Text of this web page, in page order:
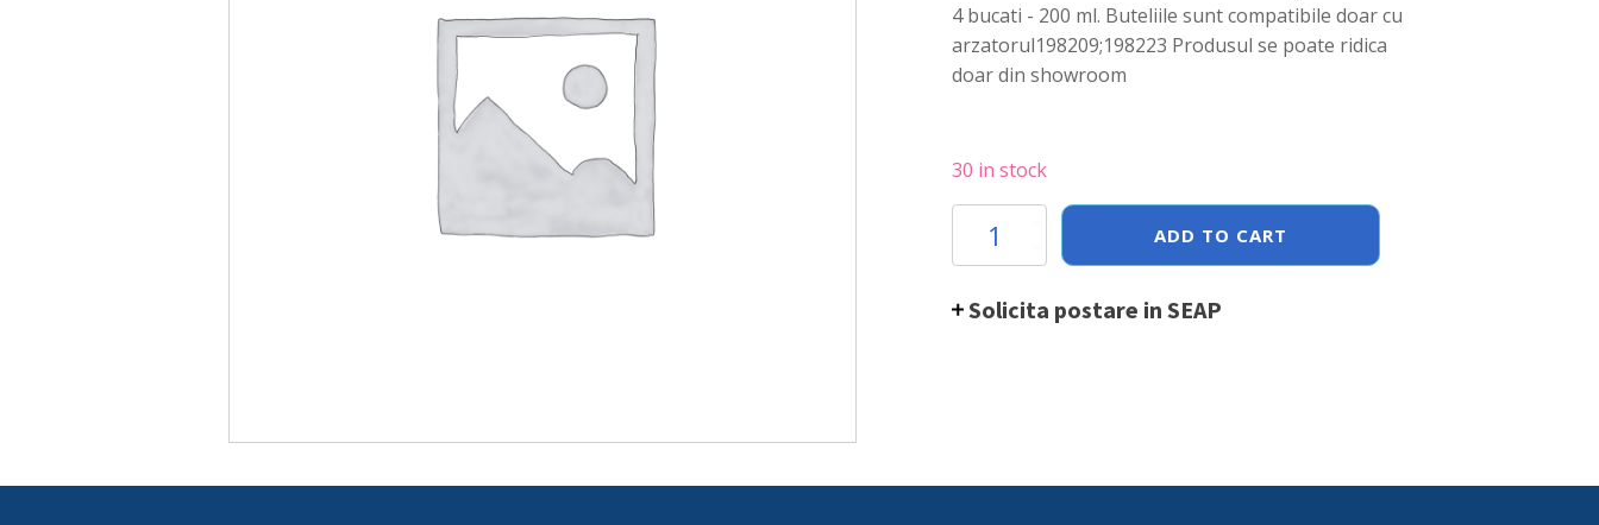
4 bucati - 200 ml. Buteliile sunt compatibile doar cu
arzatorul198209;198223 Produsul se poate ridica
doar din showroom
30 in stock
Rezerva
canistra
gaz
set
ADD TO CART
Solicita postare in SEAP